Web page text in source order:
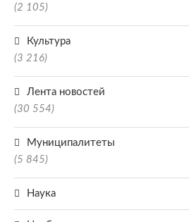
(2 105)
Культура
(3 216)
Лента новостей
(30 554)
Муниципалитеты
(5 845)
Наука